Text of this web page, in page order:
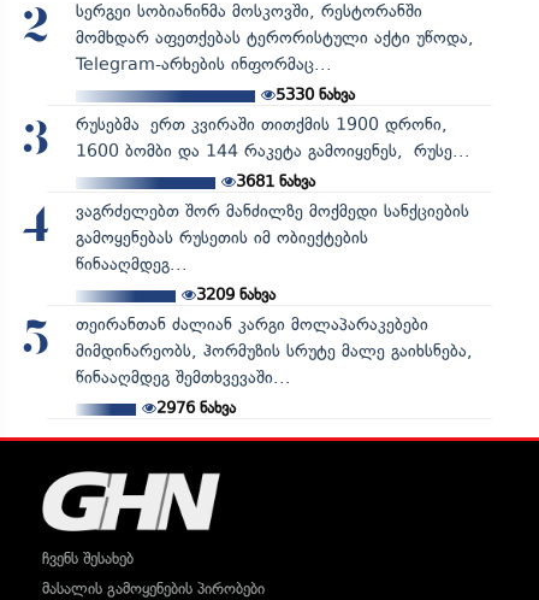
2
სერგეი სობიანინმა მოსკოვში, რესტორანში
მომხდარ აფეთქებას ტერორისტული აქტი უწოდა,
Telegram-არხების ინფორმაც...
5330ნახვა
3
რუსებმა ერთ კვირაში თითქმის 1900 დრონი,
1600 ბომბი და 144 რაკეტა გამოიყენეს, რუსე...
3681ნახვა
4
ვაგრძელებთ შორ მანძილზე მოქმედი სანქციების
გამოყენებას რუსეთის იმ ობიექტების
წინააღმდეგ...
3209ნახვა
5
თეირანთან ძალიან კარგი მოლაპარაკებები
მიმდინარეობს, ჰორმუზის სრუტე მალე გაიხსნება,
წინააღმდეგ შემთხვევაში...
2976ნახვა
ჩვენს შესახებ
მასალის გამოყენების პირობები